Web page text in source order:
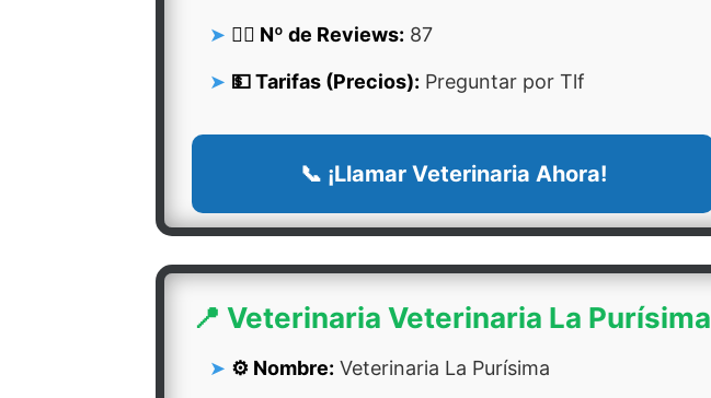
👍🏻 Nº de Reviews: 87
💵 Tarifas (Precios): Preguntar por Tlf
📞 ¡Llamar Veterinaria Ahora!
📍 Veterinaria Veterinaria La Purísima
⚙️ Nombre: Veterinaria La Purísima